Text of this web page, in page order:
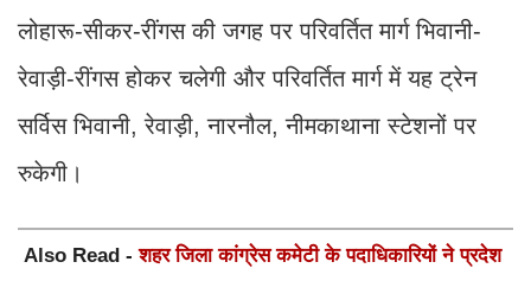
लोहारू-सीकर-रींगस की जगह पर परिवर्तित मार्ग भिवानी-
रेवाड़ी-रींगस होकर चलेगी और परिवर्तित मार्ग में यह ट्रेन
सर्विस भिवानी, रेवाड़ी, नारनौल, नीमकाथाना स्टेशनों पर
रुकेगी।
Also Read -शहर जिला कांग्रेस कमेटी के पदाधिकारियों ने प्रदेश